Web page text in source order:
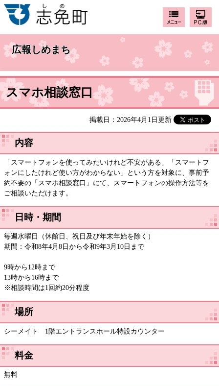
広報しめまち
スマホ相談窓口
掲載日：2026年4月1日更新
内容
「スマートフォンを使ってみたいけれど不安がある」「スマートフ
ォンにしたけれど使い方がわからない」という方を対象に、事前予
約不要の「スマホ相談窓口」にて、スマートフォンの操作方法等を
ご相談いただけます。
日時・期間
毎週水曜日（休館日、祝日及び年末年始を除く）
期間：令和8年4月8日から令和9年3月10日まで
9時から12時まで
13時から16時まで
※相談時間は1回約20分程度
場所
シーメイト 1階エントランスホール特設カウンター
料金
無料